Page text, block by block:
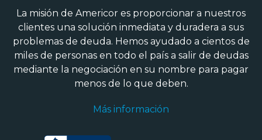
La misión de Americor es proporcionar a nuestros
clientes una solución inmediata y duradera a sus
problemas de deuda. Hemos ayudado a cientos de
miles de personas en todo el país a salir de deudas
mediante la negociación en su nombre para pagar
menos de lo que deben.
Más información